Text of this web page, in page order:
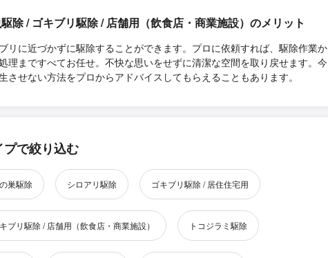
除 / ゴキブリ駆除 / 店舗用（飲食店・商業施設）のメリット
リに近づかずに駆除することができます。プロに依頼すれば、駆除作業か
理まですべてお任せ。不快な思いをせずに清潔な空間を取り戻せます。今
させない方法をプロからアドバイスしてもらえることもあります。
プで絞り込む
巣駆除 シロアリ駆除 ゴキブリ駆除 / 居住住宅用
ブリ駆除 / 店舗用（飲食店・商業施設） トコジラミ駆除